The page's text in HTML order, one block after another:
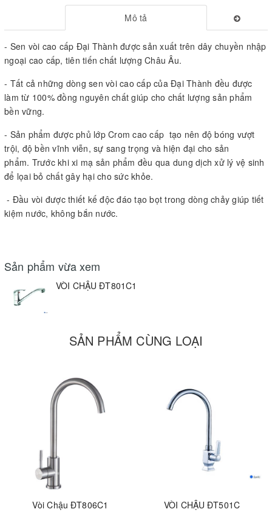
Mô tả
- Sen vòi cao cấp Đại Thành được sản xuất trên dây chuyền nhập
ngoại cao cấp, tiên tiến chất lượng Châu Âu.
- Tất cả những dòng sen vòi cao cấp của Đại Thành đều được
làm từ 100% đồng nguyên chất giúp cho chất lượng sản phẩm
bền vững.
- Sản phẩm được phủ lớp Crom cao cấp tạo nên độ bóng vượt
trội, độ bền vĩnh viễn, sự sang trọng và hiện đại cho sản
phẩm. Trước khi xi mạ sản phẩm đều qua dung dịch xử lý vệ sinh
để lọai bỏ chất gây hại cho sức khỏe.
- Đầu vòi được thiết kế độc đáo tạo bọt trong dòng chảy giúp tiết
kiệm nước, không bắn nước.
Sản phẩm vừa xem
VÒI CHẬU ĐT801C1
SẢN PHẨM CÙNG LOẠI
Vòi Chậu ĐT806C1 VÒI CHẬU ĐT501C